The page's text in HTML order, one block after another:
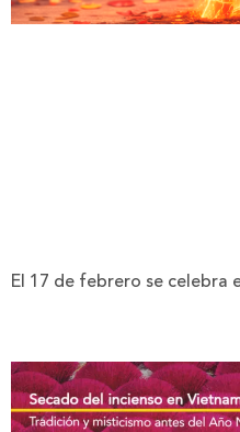
El 17 de febrero se celebra